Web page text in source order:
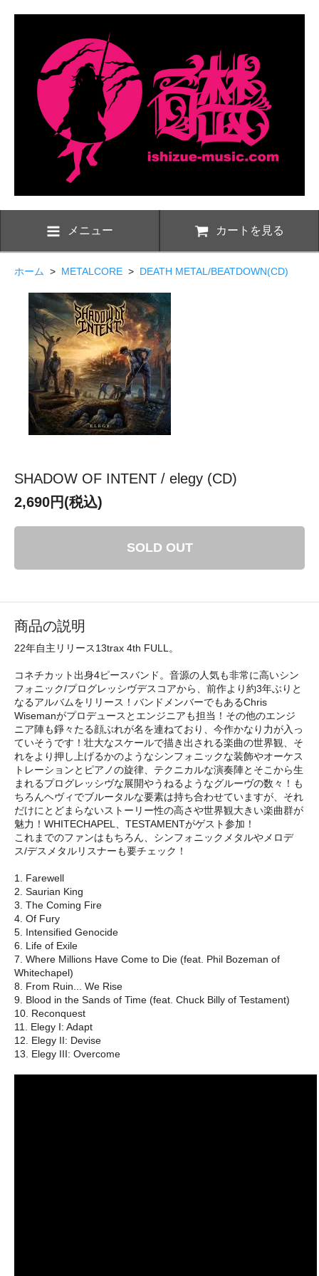
メニュー カートを見る
ホーム > METALCORE > DEATH METAL/BEATDOWN(CD)
SHADOW OF INTENT / elegy (CD)
2,690円(税込)
SOLD OUT
商品の説明
22年自主リリース13trax 4th FULL。
コネチカット出身4ピースバンド。音源の人気も非常に高いシン
フォニック/プログレッシヴデスコアから、前作より約3年ぶりと
なるアルバムをリリース！バンドメンバーでもあるChris
Wisemanがプロデュースとエンジニアも担当！その他のエンジ
ニア陣も錚々たる顔ぶれが名を連ねており、今作かなり力が入っ
ていそうです！壮大なスケールで描き出される楽曲の世界観、そ
れをより押し上げるかのようなシンフォニックな装飾やオーケス
トレーションとピアノの旋律、テクニカルな演奏陣とそこから生
まれるプログレッシヴな展開やうねるようなグルーヴの数々！も
ちろんヘヴィでブルータルな要素は持ち合わせていますが、それ
だけにとどまらないストーリー性の高さや世界観大きい楽曲群が
魅力！WHITECHAPEL、TESTAMENTがゲスト参加！
これまでのファンはもちろん、シンフォニックメタルやメロデ
ス/デスメタルリスナーも要チェック！
1. Farewell
2. Saurian King
3. The Coming Fire
4. Of Fury
5. Intensified Genocide
6. Life of Exile
7. Where Millions Have Come to Die (feat. Phil Bozeman of
Whitechapel)
8. From Ruin... We Rise
9. Blood in the Sands of Time (feat. Chuck Billy of Testament)
10. Reconquest
11. Elegy I: Adapt
12. Elegy II: Devise
13. Elegy III: Overcome